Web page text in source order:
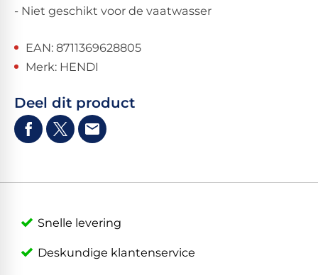
- Niet geschikt voor de vaatwasser
EAN: 8711369628805
Merk: HENDI
Deel dit product
Snelle levering
Deskundige klantenservice